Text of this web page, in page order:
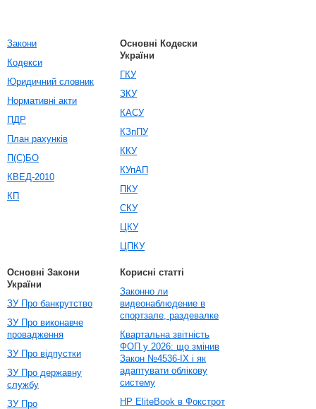
Закони
Кодекси
Юридичний словник
Нормативні акти
ПДР
План рахунків
П(С)БО
КВЕД-2010
КП
Основні Кодески
України
ГКУ
ЗКУ
КАСУ
КЗпПУ
ККУ
КУпАП
ПКУ
СКУ
ЦКУ
ЦПКУ
Основні Закони
України
ЗУ Про банкрутство
ЗУ Про виконавче
провадження
ЗУ Про відпустки
ЗУ Про державну
службу
ЗУ Про
Корисні статті
Законно ли
видеонаблюдение в
спортзале, раздевалке
Квартальна звітність
ФОП у 2026: що змінив
Закон №4536-IX і як
адаптувати облікову
систему
HP EliteBook в Фокстрот